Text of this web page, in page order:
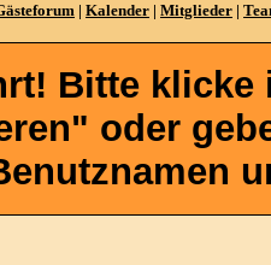
| Kalender | Mitglieder |
Bitte
oder